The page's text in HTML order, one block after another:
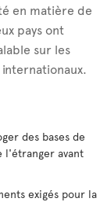
en matière de
pays ont
sur les
internationaux.
des bases de
l'étranger avant
exigés pour la